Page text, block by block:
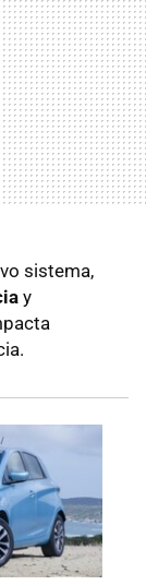
sistema,
y